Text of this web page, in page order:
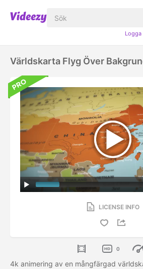
Logga
Världskarta Flyg Över
LICENSE INFO
0
4k animering av en mångfärgad